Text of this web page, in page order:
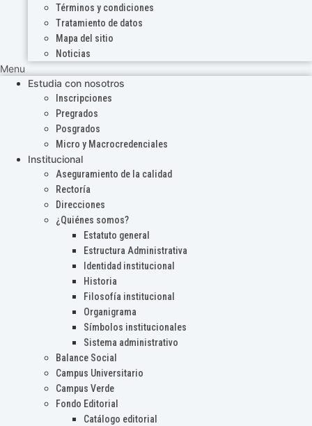
Términos y condiciones
Tratamiento de datos
Mapa del sitio
Noticias
Menu
Estudia con nosotros
Inscripciones
Pregrados
Posgrados
Micro y Macrocredenciales
Institucional
Aseguramiento de la calidad
Rectoría
Direcciones
¿Quiénes somos?
Estatuto general
Estructura Administrativa
Identidad institucional
Historia
Filosofía institucional
Organigrama
Símbolos institucionales
Sistema administrativo
Balance Social
Campus Universitario
Campus Verde
Fondo Editorial
Catálogo editorial